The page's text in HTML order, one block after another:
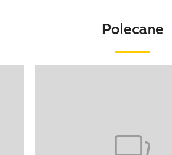
Polecane